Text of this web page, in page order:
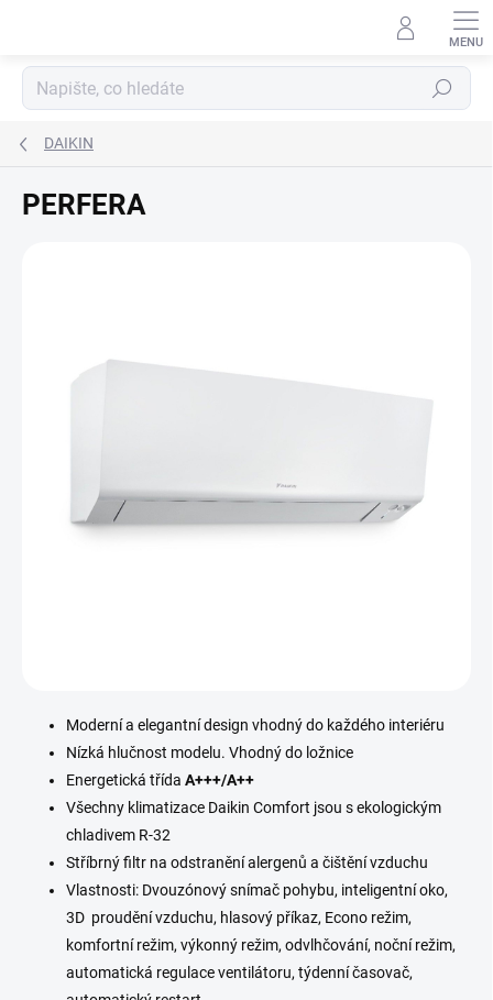
Hledat
DAIKIN
PERFERA
Moderní a elegantní design vhodný do každého interiéru
Nízká hlučnost modelu. Vhodný do ložnice
Energetická třída A+++/A++
Všechny klimatizace Daikin Comfort jsou s ekologickým
chladivem R-32
Stříbrný filtr na odstranění alergenů a čištění vzduchu
Vlastnosti: Dvouzónový snímač pohybu, inteligentní oko,
3D proudění vzduchu, hlasový příkaz, Econo režim,
komfortní režim, výkonný režim, odvlhčování, noční režim,
automatická regulace ventilátoru, týdenní časovač,